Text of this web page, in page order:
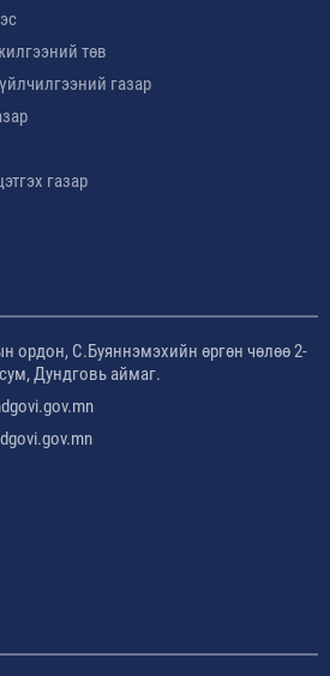
төв
газар
газар
ордон, С.Буяннэмэхийн өргөн чөлөө 2-
Дундговь аймаг.